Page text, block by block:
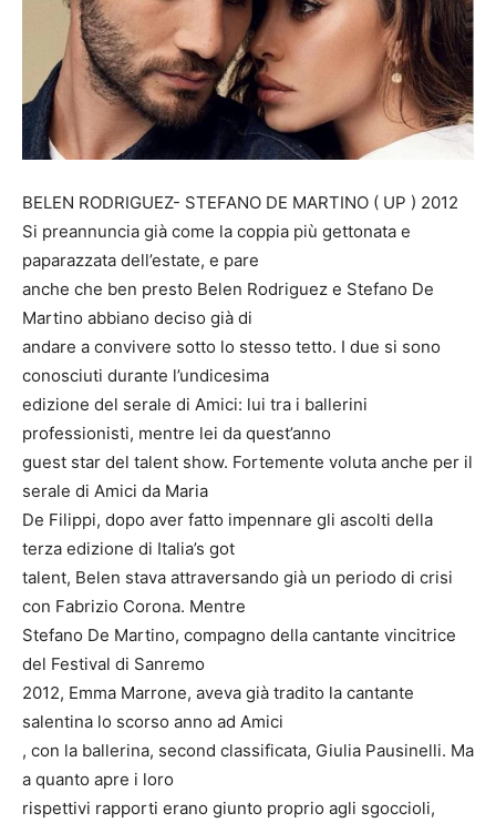
BELEN RODRIGUEZ- STEFANO DE MARTINO ( UP ) 2012
Si preannuncia già come la coppia più gettonata e
paparazzata dell’estate, e pare
anche che ben presto Belen Rodriguez e Stefano De
Martino abbiano deciso già di
andare a convivere sotto lo stesso tetto. I due si sono
conosciuti durante l’undicesima
edizione del serale di Amici: lui tra i ballerini
professionisti, mentre lei da quest’anno
guest star del talent show. Fortemente voluta anche per il
serale di Amici da Maria
De Filippi, dopo aver fatto impennare gli ascolti della
terza edizione di Italia’s got
talent, Belen stava attraversando già un periodo di crisi
con Fabrizio Corona. Mentre
Stefano De Martino, compagno della cantante vincitrice
del Festival di Sanremo
2012, Emma Marrone, aveva già tradito la cantante
salentina lo scorso anno ad Amici
, con la ballerina, second classificata, Giulia Pausinelli. Ma
a quanto apre i loro
rispettivi rapporti erano giunto proprio agli sgoccioli,